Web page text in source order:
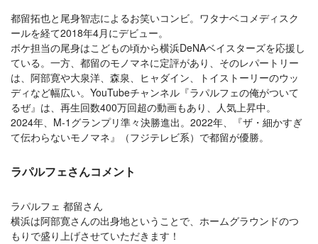
都留拓也と尾身智志によるお笑いコンビ。ワタナベコメディスク
ールを経て2018年4月にデビュー。
ボケ担当の尾身はこどもの頃から横浜DeNAベイスターズを応援し
ている。一方、都留のモノマネに定評があり、そのレパートリー
は、阿部寛や大泉洋、森泉、ヒャダイン、トイストーリーのウッ
ディなど幅広い。YouTubeチャンネル『ラパルフェの俺がついて
るぜ』は、再生回数400万回超の動画もあり、人気上昇中。
2024年、M-1グランプリ準々決勝進出。2022年、『ザ・細かすぎ
て伝わらないモノマネ』（フジテレビ系）で都留が優勝。
ラパルフェさんコメント
ラパルフェ 都留さん
横浜は阿部寛さんの出身地ということで、ホームグラウンドのつ
もりで盛り上げさせていただきます！